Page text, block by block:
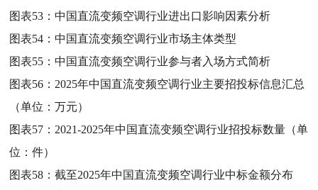
图表53：中国直流变频空调行业进出口影响因素分析
图表54：中国直流变频空调行业市场主体类型
图表55：中国直流变频空调行业参与者入场方式简析
图表56： 2025年中国直流变频空调行业主要招投标信息汇总
（单位：万元）
图表57： 2021-2025年中国直流变频空调行业招投标数量（单
位：件）
图表58：截至2025年中国直流变频空调行业中标金额分布